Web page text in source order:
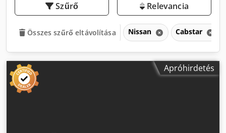
Szűrő Relevancia
Összes szűrő eltávolítása Nissan Cabstar
Apróhirdetés